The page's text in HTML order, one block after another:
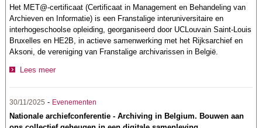
Het MET@-certificaat (Certificaat in Management en Behandeling van
Archieven en Informatie) is een Franstalige interuniversitaire en
interhogeschoolse opleiding, georganiseerd door UCLouvain Saint-Louis
Bruxelles en HE2B, in actieve samenwerking met het Rijksarchief en
Aksoni, de vereniging van Franstalige archivarissen in België.
Lees meer
30/11/2025 - Evenementen
Nationale archiefconferentie - Archiving in Belgium. Bouwen aan